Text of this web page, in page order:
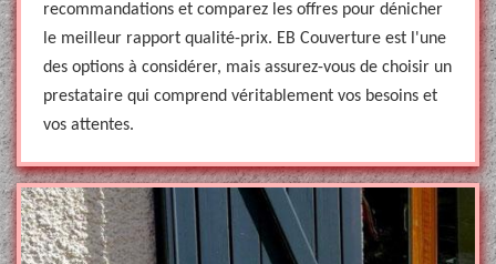
recommandations et comparez les offres pour dénicher
le meilleur rapport qualité-prix. EB Couverture est l'une
des options à considérer, mais assurez-vous de choisir un
prestataire qui comprend véritablement vos besoins et
vos attentes.